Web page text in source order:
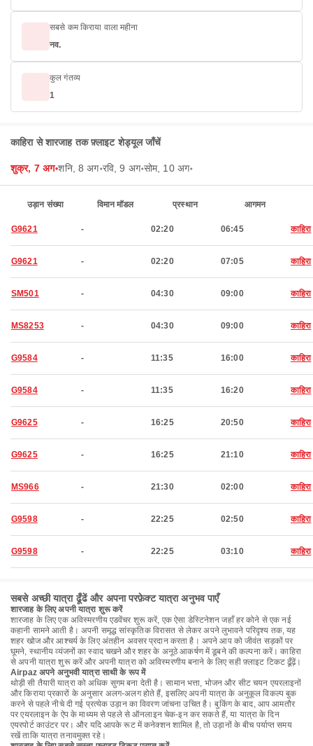
सबसे कम किराया वाला महीना
नव.
कुल गंतव्य
1
काहिरा से शारजाह तक फ़्लाइट शेड्यूल जाँचें
शुक्र, 7 अग॰शनि, 8 अग॰रवि, 9 अग॰सोम, 10 अग॰
उड़ान संख्या विमान मॉडल प्रस्थान आगमन
G9621 - 02:20 06:45 काहिरा
G9621 - 02:20 07:05 काहिरा
SM501 - 04:30 09:00 काहिरा
MS8253 - 04:30 09:00 काहिरा
G9584 - 11:35 16:00 काहिरा
G9584 - 11:35 16:20 काहिरा
G9625 - 16:25 20:50 काहिरा
G9625 - 16:25 21:10 काहिरा
MS966 - 21:30 02:00 काहिरा
G9598 - 22:25 02:50 काहिरा
G9598 - 22:25 03:10 काहिरा
सबसे अच्छी यात्रा ढूँढें और अपना परफ़ेक्ट यात्रा अनुभव पाएँ
शारजाह के लिए अपनी यात्रा शुरू करें
शारजाह के लिए एक अविस्मरणीय एडवेंचर शुरू करें, एक ऐसा डेस्टिनेशन जहाँ हर कोने से एक नई
कहानी सामने आती है। अपनी समृद्ध सांस्कृतिक विरासत से लेकर अपने लुभावने परिदृश्य तक, यह
शहर खोज और आश्चर्य के लिए अंतहीन अवसर प्रदान करता है। अपने आप को जीवंत सड़कों पर
घूमने, स्थानीय व्यंजनों का स्वाद चखने और शहर के अनूठे आकर्षण में डूबने की कल्पना करें। काहिरा
से अपनी यात्रा शुरू करें और अपनी यात्रा को अविस्मरणीय बनाने के लिए सही फ़्लाइट टिकट ढूँढ़ें।
Airpaz अपने अनुभवी यात्रा साथी के रूप में
थोड़ी सी तैयारी यात्रा को अधिक सुगम बना देती है। सामान भत्ता, भोजन और सीट चयन एयरलाइनों
और किराया प्रकारों के अनुसार अलग-अलग होते हैं, इसलिए अपनी यात्रा के अनुकूल विकल्प बुक
करने से पहले नीचे दी गई प्रत्येक उड़ान का विवरण जांचना उचित है। बुकिंग के बाद, आप आमतौर
पर एयरलाइन के ऐप के माध्यम से पहले से ऑनलाइन चेक-इन कर सकते हैं, या यात्रा के दिन
एयरपोर्ट काउंटर पर। और यदि आपके रूट में कनेक्शन शामिल है, तो उड़ानों के बीच पर्याप्त समय
रखें ताकि यात्रा तनावमुक्त रहे।